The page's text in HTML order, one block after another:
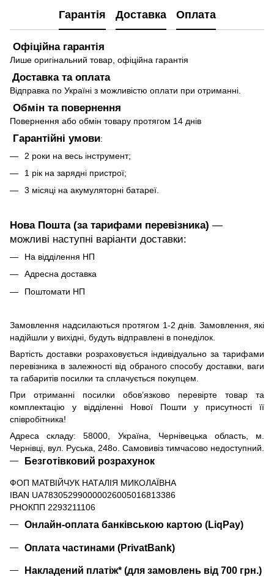
Гарантія Доставка Оплата
Офіційна гарантія
Лише оригінальний товар, офіційна гарантія
Доставка та оплата
Відправка по Україні з можливістю оплати при отриманні.
Обмін та повернення
Повернення або обмін товару протягом 14 днів
Гарантійні умови:
2 роки на весь інструмент;
1 рік на зарядні пристрої;
3 місяці на акумуляторні батареї.
Нова Пошта (за тарифами перевізника) —
можливі наступні варіанти доставки:
На відділення НП
Адресна доставка
Поштомати НП
Замовлення надсилаються протягом 1-2 днів. Замовлення, які
надійшли у вихідні, будуть відправлені в понеділок.
Вартість доставки розраховується індивідуально за тарифами
перевізника в залежності від обраного способу доставки, ваги
та габаритів посилки та сплачується покупцем.
При отриманні посилки обов’язково перевірте товар та
комплектацію у відділенні Нової Пошти у присутності її
співробітника!
Адреса складу: 58000, Україна, Чернівецька область, м.
Чернівці, вул. Руська, 248о. Самовивіз тимчасово недоступний.
Безготівковий розрахунок
ФОП МАТВІЙЧУК НАТАЛІЯ МИКОЛАЇВНА
IBAN UA783052990000026005016813386
РНОКПП 2293211106
Онлайн-оплата банківською картою (LiqPay)
Оплата частинами (PrivatBank)
Накладений платіж* (для замовлень від 700 грн.)